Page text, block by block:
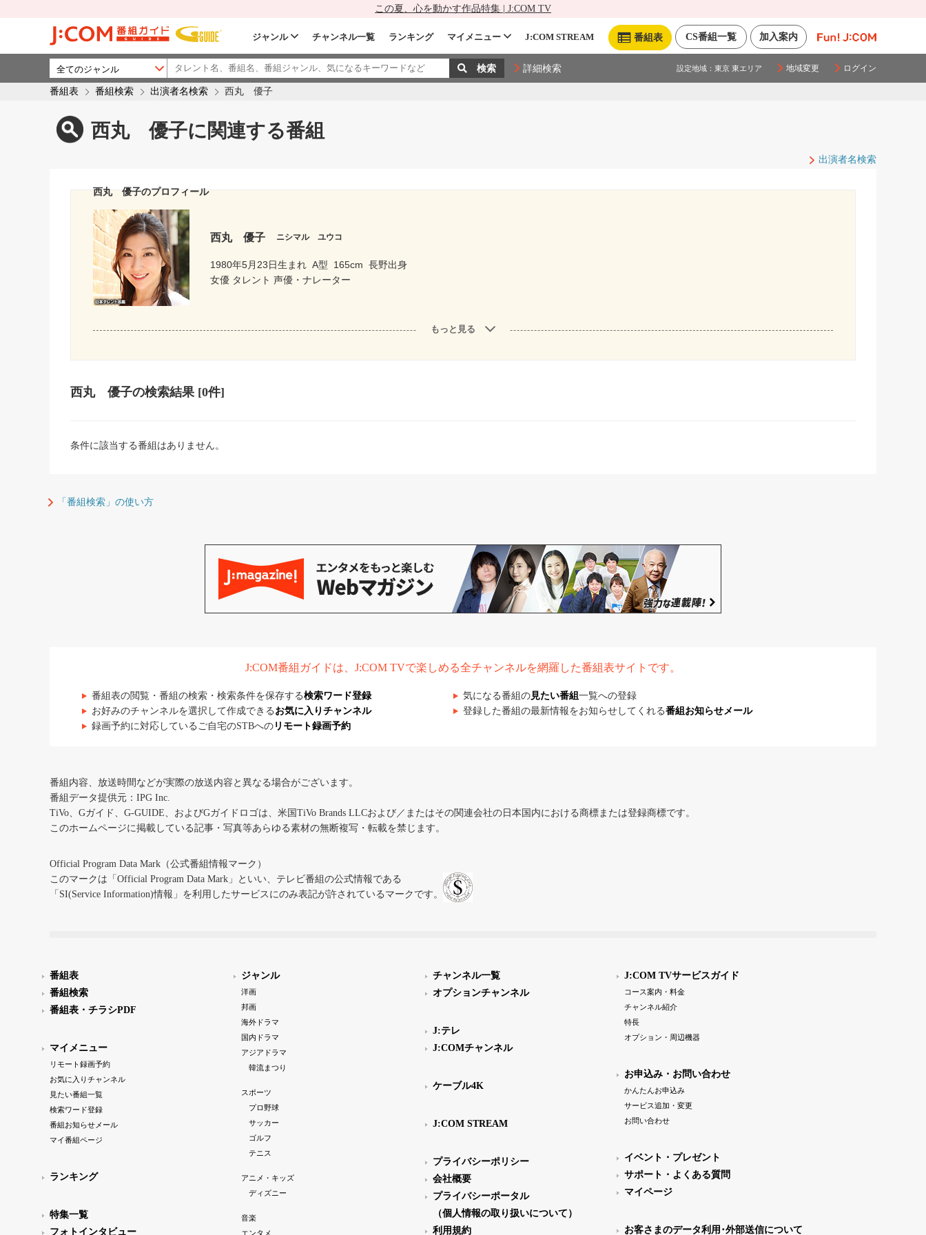
この夏、心を動かす作品特集 | J:COM TV
加入案内
CS番組一覧
番組表
ジャンル チャンネル一覧 ランキング マイメニュー J:COM STREAM
詳細検索 設定地域： 東京 東エリア 地域変更 ログイン
番組表 番組検索 出演者名検索 西丸 優子
西丸 優子に関連する番組
出演者名検索
西丸 優子のプロフィール
西丸 優子 ニシマル ユウコ
1980年5月23日生まれ A型 165cm 長野出身
女優 タレント 声優・ナレーター
もっと見る
西丸 優子の検索結果 [0件]
条件に該当する番組はありません。
「番組検索」の使い方
J:COM番組ガイドは、J:COM TVで楽しめる全チャンネルを網羅した番組表サイトです。
番組表の閲覧・番組の検索・検索条件を保存する検索ワード登録 気になる番組の見たい番組 一覧への登録
お好みのチャンネルを選択して作成できる お気に入りチャンネル 登録した番組の最新情報をお知らせしてくれる番組お知らせメール
録画予約に対応しているご自宅のSTBへの リモート録画予約
番組内容、放送時間などが実際の放送内容と異なる場合がございます。
番組データ提供元：IPG Inc.
TiVo、Gガイド、G-GUIDE、およびGガイドロゴは、米国TiVo Brands LLCおよび／またはその関連会社の日本国内における商標または登録商標です。
このホームページに掲載している記事・写真等あらゆる素材の無断複写・転載を禁じます。
Official Program Data Mark（公式番組情報マーク）
このマークは「Official Program Data Mark」といい、テレビ番組の公式情報である
「SI(Service Information)情報」を利用したサービスにのみ表記が許されているマークです。
番組表
番組検索
番組表・チラシPDF
マイメニュー
リモート録画予約
お気に入りチャンネル
見たい番組一覧
検索ワード登録
番組お知らせメール
マイ番組ページ
ランキング
特集一覧
フォトインタビュー
ジャンル
洋画
邦画
海外ドラマ
国内ドラマ
アジアドラマ
韓流まつり
スポーツ
プロ野球
サッカー
ゴルフ
テニス
アニメ・キッズ
ディズニー
音楽
エンタメ
チャンネル一覧
オプションチャンネル
J:テレ
J:COMチャンネル
ケーブル4K
J:COM STREAM
プライバシーポリシー
会社概要
プライバシーポータル
（個人情報の取り扱いについて）
利用規約
J:COM TVサービスガイド
コース案内・料金
チャンネル紹介
特長
オプション・周辺機器
お申込み・お問い合わせ
かんたんお申込み
サービス追加・変更
お問い合わせ
イベント・プレゼント
サポート・よくある質問
マイページ
お客さまのデータ利用･外部送信について